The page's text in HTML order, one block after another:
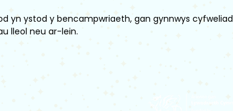
yn ystod y bencampwriaeth, gan gynnwys
lleol neu ar-lein.